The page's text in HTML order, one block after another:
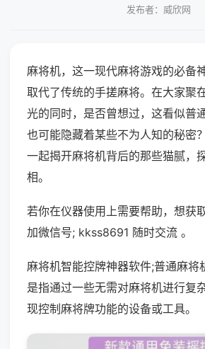
发布者：威欣网
麻将机，这一现代麻将游戏的必备
取代了传统的手搓麻将。在大家聚
光的同时，是否曾想过，这看似普
也可能隐藏着某些不为人知的秘密
一起揭开麻将机背后的那些猫腻，
相。
若你在仪器使用上需要帮助，想获
加微信号; kkss8691 随时交流 。
麻将机智能控牌神器软件;普通麻将
是指通过一些无需对麻将机进行复
现控制麻将牌功能的设备或工具。